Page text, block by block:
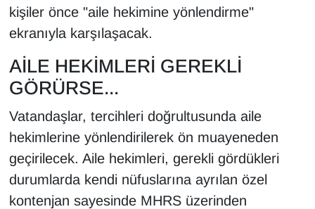
kişiler önce "aile hekimine yönlendirme"
ekranıyla karşılaşacak.
AİLE HEKİMLERİ GEREKLİ
GÖRÜRSE...
Vatandaşlar, tercihleri doğrultusunda aile
hekimlerine yönlendirilerek ön muayeneden
geçirilecek. Aile hekimleri, gerekli gördükleri
durumlarda kendi nüfuslarına ayrılan özel
kontenjan sayesinde MHRS üzerinden
MAGAZİN
ONE EKONOMİ
POLİTİKA
Resmi İlanlar